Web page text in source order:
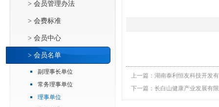
> 会员管理办法
> 会费标准
> 会员中心
> 会员名单
副理事长单位
常务理事单位
理事单位
上一篇： 湖南泰利恒友科技开发
下一篇： 长白山健康产业发展有